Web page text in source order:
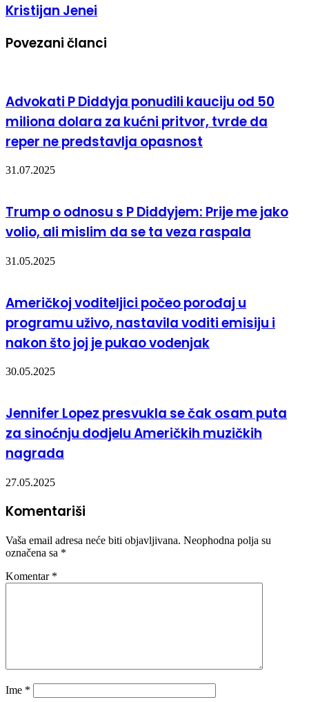
Kristijan Jenei
Povezani članci
Advokati P Diddyja ponudili kauciju od 50
miliona dolara za kućni pritvor, tvrde da
reper ne predstavlja opasnost
31.07.2025
Trump o odnosu s P Diddyjem: Prije me jako
volio, ali mislim da se ta veza raspala
31.05.2025
Američkoj voditeljici počeo porođaj u
programu uživo, nastavila voditi emisiju i
nakon što joj je pukao vodenjak
30.05.2025
Jennifer Lopez presvukla se čak osam puta
za sinoćnju dodjelu Američkih muzičkih
nagrada
27.05.2025
Komentariši
Vaša email adresa neće biti objavljivana. Neophodna polja su
označena sa *
Komentar *
Ime *